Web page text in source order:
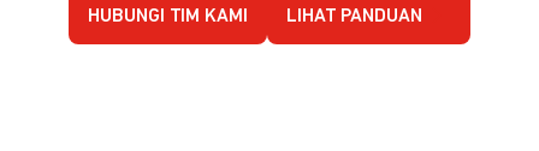
HUBUNGI TIM KAMI LIHAT PANDUAN